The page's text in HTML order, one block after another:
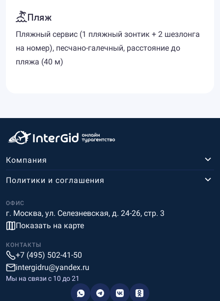
Пляж
Пляжный сервис (1 пляжный зонтик + 2 шезлонга
на номер), песчано-галечный, расстояние до
пляжа (40 м)
Компания
ОФИС
г. Москва, ул. Селезневская, д. 24-26, стр. 3
Показать на карте
Политики и соглашения
КОНТАКТЫ
+7 (495) 502-41-50
intergidru@yandex.ru
Мы на связи c 10 до 21